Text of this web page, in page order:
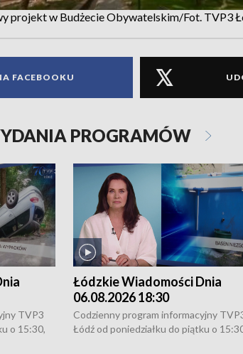
projekt w Budżecie Obywatelskim/Fot. TVP3
FACEBOOKU
PROGRAMÓW
TVP3
o 15:30,
Łódzkie Wiadomości Dnia
06.08.2026 18:30
Codzienny program informacyjny
Łódź od poniedziałku do piątku o